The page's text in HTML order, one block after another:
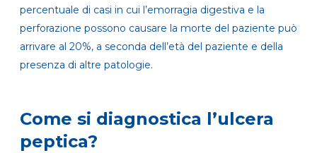
percentuale di casi in cui l’emorragia digestiva e la
perforazione possono causare la morte del paziente può
arrivare al 20%, a seconda dell’età del paziente e della
presenza di altre patologie.
Come si diagnostica l’ulcera
peptica?